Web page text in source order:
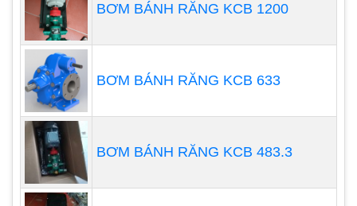
BƠM BÁNH RĂNG KCB 1200
BƠM BÁNH RĂNG KCB 633
BƠM BÁNH RĂNG KCB 483.3